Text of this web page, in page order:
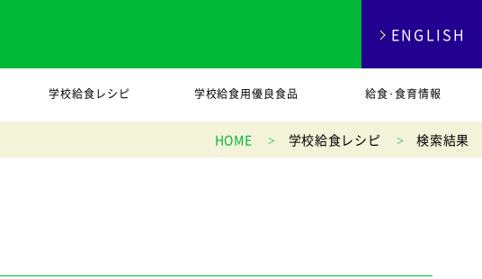
学校給食レシピ 学校給食用優良食品 給食･食育情報
ENGLISH
HOME 学校給食レシピ 検索結果